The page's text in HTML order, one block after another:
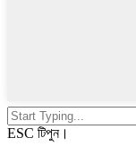
ESC টিপুন।